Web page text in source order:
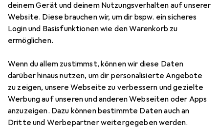
deinem Gerät und deinem Nutzungsverhalten auf unserer
Website. Diese brauchen wir, um dir bspw. ein sicheres
Login und Basisfunktionen wie den Warenkorb zu
ermöglichen.
Wenn du allem zustimmst, können wir diese Daten
darüber hinaus nutzen, um dir personalisierte Angebote
zu zeigen, unsere Webseite zu verbessern und gezielte
Werbung auf unseren und anderen Webseiten oder Apps
anzuzeigen. Dazu können bestimmte Daten auch an
Dritte und Werbepartner weitergegeben werden.
MENGENRABATT
ring lug, Beschichtung
Steckerkontakte: Zinn,
Verbindungstyp: Abgewinkel
Preis in EUR inkl. MwSt.
EUR
6,71 SpareEUR
1,08